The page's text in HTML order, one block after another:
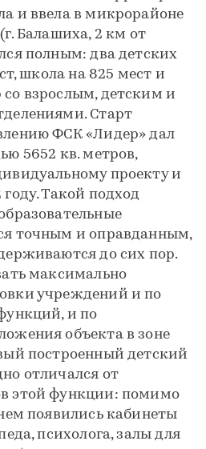
и ввела в микрорайоне
Балашиха, 2 км от
полным: два детских
школа на 825 мест и
взрослым, детским и
Старт
ФСК «Лидер» дал
5652 кв. метров,
проекту и
Такой подход
точным и оправданным,
до сих пор.
максимально
учреждений и по
и по
объекта в зоне
построенный детский
отличался от
этой функции: помимо
появились кабинеты
психолога, залы для